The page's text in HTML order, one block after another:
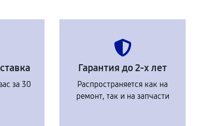
за 30
Гарантия до 2-х лет
Распространяется как на
ремонт, так и на запчасти